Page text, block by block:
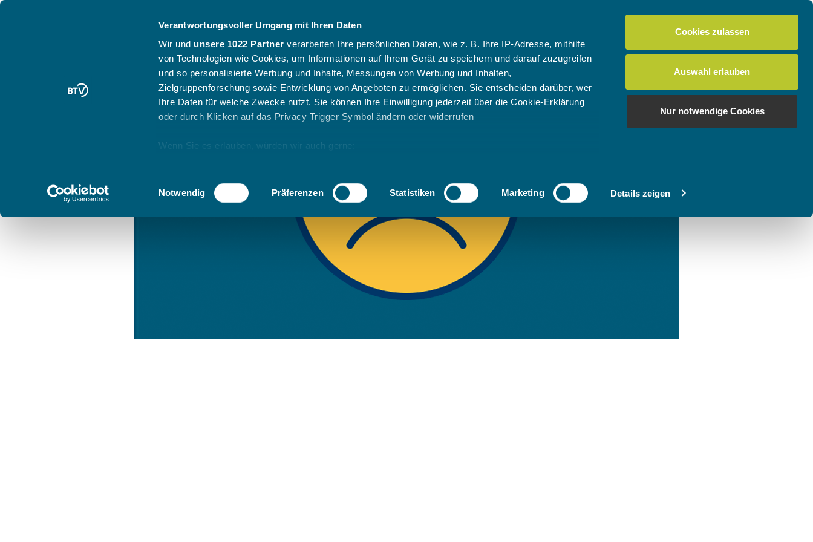
Verantwortungsvoller Umgang mit Ihren Daten
Wir und unsere 1022 Partner verarbeiten Ihre persönlichen Daten, wie z. B. Ihre IP-Adresse, mithilfe
von Technologien wie Cookies, um Informationen auf Ihrem Gerät zu speichern und darauf zuzugreifen
und so personalisierte Werbung und Inhalte, Messungen von Werbung und Inhalten,
Zielgruppenforschung sowie Entwicklung von Angeboten zu ermöglichen. Sie entscheiden darüber, wer
Ihre Daten für welche Zwecke nutzt. Sie können Ihre Einwilligung jederzeit über die Cookie-Erklärung
oder durch Klicken auf das Privacy Trigger Symbol ändern oder widerrufen
Wenn Sie es erlauben, würden wir auch gerne:
Ihr Gerät durch aktives Scannen nach bestimmten Merkmalen (Fingerprinting) identifizieren
Abschnitt Einzelheiten
Wir verwenden Cookies, um Inhalte und Anzeigen zu personalisieren, Funktionen für soziale Medien
anbieten zu können und die Zugriffe auf unsere Website zu analysieren. Außerdem geben wir
Informationen zu Ihrer Verwendung unserer Website an unsere Partner für soziale Medien, Werbung
und Analysen weiter. Unsere Partner führen diese Informationen möglicherweise mit weiteren Daten
Einwilligungsauswahl
Notwendig Präferenzen Statistiken Marketing Details zeigen
Cookies zulassen
Auswahl erlauben
Nur notwendige Cookies